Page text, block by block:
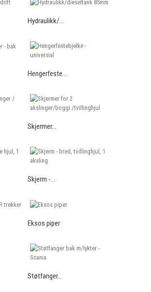
Hydraulikk/...
Hengerfeste...
Skjermer...
Skjerm -...
Eksos piper
Støtfanger...